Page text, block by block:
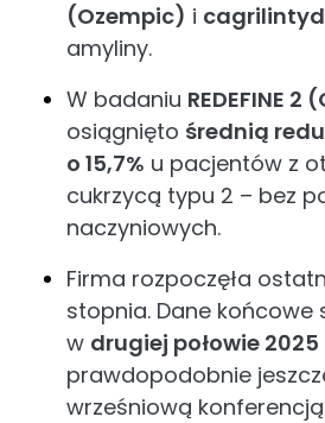
(Ozempic) i
amyliny.
W badaniu REDEFINE 2
osiągnięto średnią
o 15,7% u pacjentów z
cukrzycą typu 2 – bez
naczyniowych.
Firma rozpoczęła
stopnia. Dane końcowe
w drugiej połowie 2025
prawdopodobnie
wrześniową konferencją